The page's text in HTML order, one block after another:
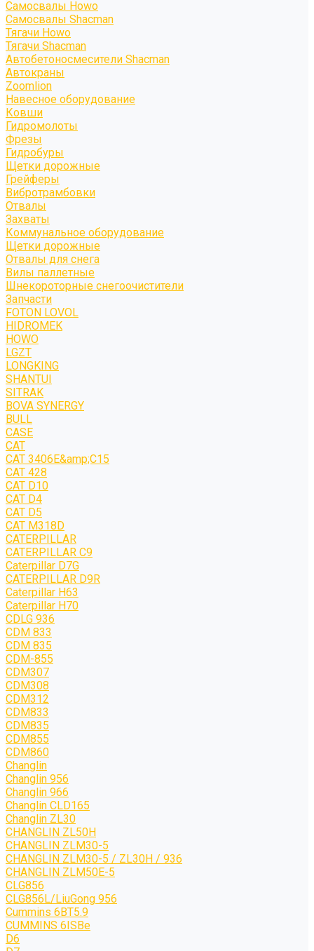
Самосвалы Howo
Самосвалы Shacman
Тягачи Howo
Тягачи Shacman
Автобетоносмесители Shacman
Автокраны
Zoomlion
Навесное оборудование
Ковши
Гидромолоты
Фрезы
Гидробуры
Щетки дорожные
Грейферы
Вибротрамбовки
Отвалы
Захваты
Коммунальное оборудование
Щетки дорожные
Отвалы для снега
Вилы паллетные
Шнекороторные снегоочистители
Запчасти
FOTON LOVOL
HIDROMEK
HOWO
LGZT
LONGKING
SHANTUI
SITRAK
BOVA SYNERGY
BULL
CASE
CAT
CAT 3406E&amp;C15
CAT 428
CAT D10
CAT D4
CAT D5
CAT M318D
CATERPILLAR
CATERPILLAR C9
Caterpillar D7G
CATERPILLAR D9R
Caterpillar H63
Caterpillar H70
CDLG 936
CDM 833
CDM 835
CDM-855
CDM307
CDM308
CDM312
CDM833
CDM835
CDM855
CDM860
Changlin
Changlin 956
Changlin 966
Changlin CLD165
Changlin ZL30
CHANGLIN ZL50H
CHANGLIN ZLM30-5
CHANGLIN ZLM30-5 / ZL30H / 936
CHANGLIN ZLM50E-5
CLG856
CLG856L/LiuGong 956
Cummins 6BT5.9
CUMMINS 6ISBe
D6